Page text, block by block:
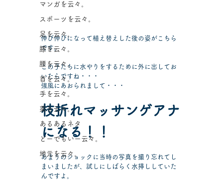
マンガを云々。
スポーツを云々。
足を云々。
膝を云々。
腰を云々。
首を云々。
手を云々。
薬を云々。
あるあるネタ
どーでもいー云々。
地元を云々。
伸び伸びになって植え替えした後の姿がこちら
です。
この子たちに水やりをするために外に出してお
いたらですね・・・
強風にあおられまして・・・
枝折れマッサンゲアナ
になる！！
あまりのショックに当時の写真を撮り忘れてし
まいましたが、試しにしばらく水挿ししていた
んですよ。